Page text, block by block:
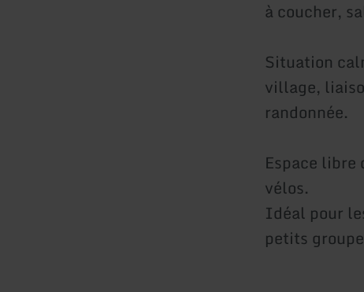
à coucher,
Situation
village,
randonnée.
Espace libre
vélos.
Idéal pour
petits